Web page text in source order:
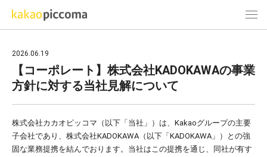
2026.06.19
【コーポレート】株式会社KADOKAWAの事業
方針に対する当社見解について
株式会社カカオピッコマ（以下「当社」）は、Kakaoグループの主要
子会社であり、株式会社KADOKAWA（以下「KADOKAWA」）との強
固な業務提携を結んでおります。 当社はこの提携を通じ、同社が有す